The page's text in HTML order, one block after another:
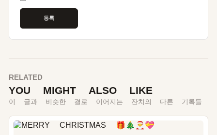
RELATED
YOU MIGHT ALSO LIKE
이 글과 비슷한 결로 이어지는 잔치의 다른 기록들